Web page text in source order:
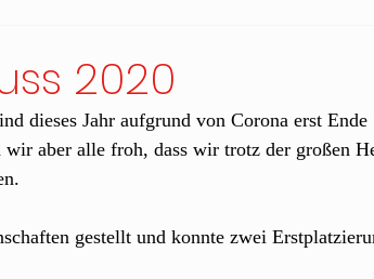
2020
dieses Jahr aufgrund von Corona erst Ende
aber alle froh, dass wir trotz der großen
gestellt und konnte zwei